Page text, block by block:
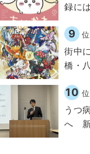
録に
9 位
街中
橋・
10 位
うつ
へ 新